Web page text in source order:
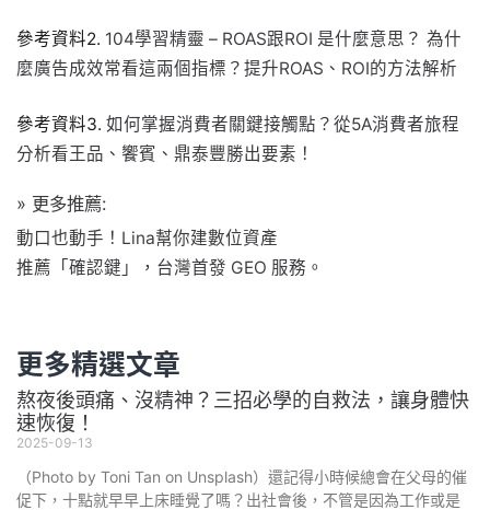
參考資料2. 104學習精靈 – ROAS跟ROI 是什麼意思？ 為什
麼廣告成效常看這兩個指標？提升ROAS、ROI的方法解析
參考資料3. 如何掌握消費者關鍵接觸點？從5A消費者旅程
分析看王品、饗賓、鼎泰豐勝出要素！
» 更多推薦:
動口也動手！Lina幫你建數位資產
推薦「確認鍵」，台灣首發 GEO 服務。
更多精選文章
熬夜後頭痛、沒精神？三招必學的自救法，讓身體快
速恢復！
2025-09-13
（Photo by Toni Tan on Unsplash）還記得小時候總會在父母的催
促下，十點就早早上床睡覺了嗎？出社會後，不管是因為工作或是